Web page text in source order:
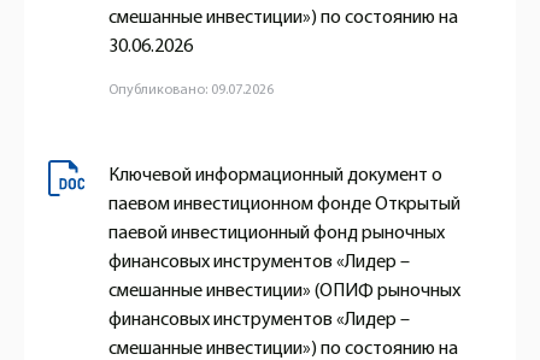
смешанные инвестиции») по состоянию на
30.06.2026
Опубликовано: 09.07.2026
Ключевой информационный документ о
паевом инвестиционном фонде Открытый
паевой инвестиционный фонд рыночных
финансовых инструментов «Лидер –
смешанные инвестиции» (ОПИФ рыночных
финансовых инструментов «Лидер –
смешанные инвестиции») по состоянию на